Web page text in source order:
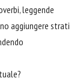
leggende
aggiungere strati